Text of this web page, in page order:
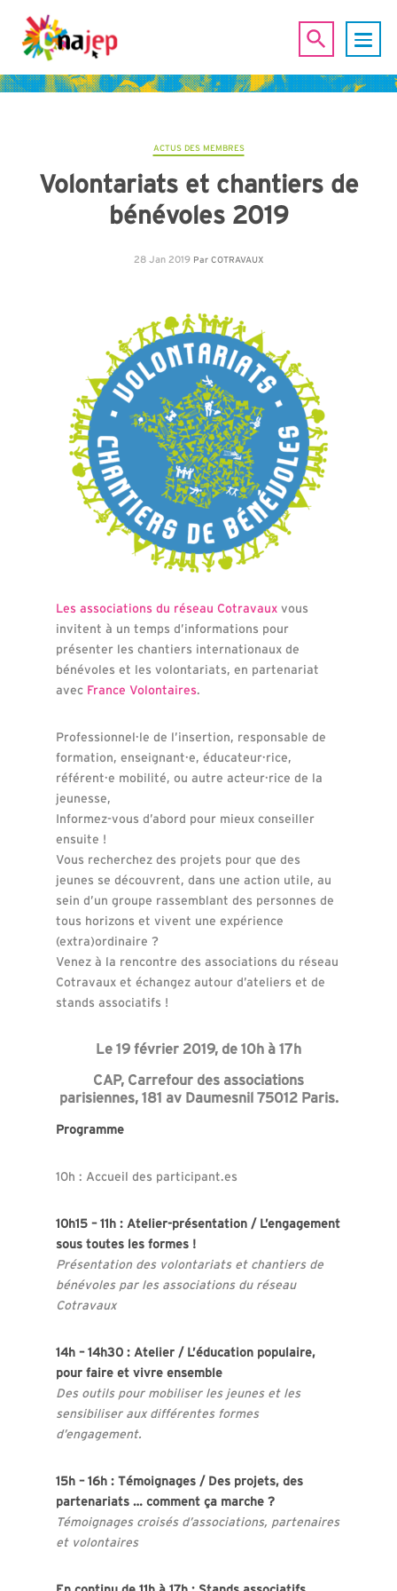
ACTUS DES MEMBRES
Volontariats et chantiers de
bénévoles 2019
28 Jan 2019 Par COTRAVAUX
Les associations du réseau Cotravaux vous
invitent à un temps d’informations pour
présenter les chantiers internationaux de
bénévoles et les volontariats, en partenariat
avec France Volontaires.
Professionnel·le de l’insertion, responsable de
formation, enseignant·e, éducateur·rice,
référent·e mobilité, ou autre acteur·rice de la
jeunesse,
Informez-vous d’abord pour mieux conseiller
ensuite !
Vous recherchez des projets pour que des
jeunes se découvrent, dans une action utile, au
sein d’un groupe rassemblant des personnes de
tous horizons et vivent une expérience
(extra)ordinaire ?
Venez à la rencontre des associations du réseau
Cotravaux et échangez autour d’ateliers et de
stands associatifs !
Le 19 février 2019, de 10h à 17h
CAP, Carrefour des associations
parisiennes, 181 av Daumesnil 75012 Paris.
Programme
10h : Accueil des participant.es
10h15 – 11h : Atelier-présentation / L’engagement
sous toutes les formes !
Présentation des volontariats et chantiers de
bénévoles par les associations du réseau
Cotravaux
14h – 14h30 : Atelier / L’éducation populaire,
pour faire et vivre ensemble
Des outils pour mobiliser les jeunes et les
sensibiliser aux différentes formes
d’engagement.
15h – 16h : Témoignages / Des projets, des
partenariats … comment ça marche ?
Témoignages croisés d’associations, partenaires
et volontaires